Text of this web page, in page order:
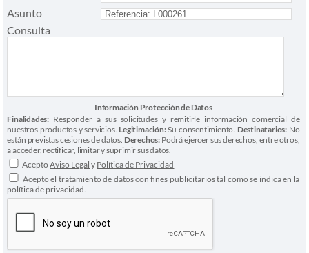
Asunto
Consulta
Información Protección de Datos
Finalidades: Responder a sus solicitudes y remitirle información comercial de
nuestros productos y servicios. Legitimación:Su consentimiento. Destinatarios:No
están previstas cesiones de datos. Derechos: Podrá ejercer sus derechos, entre otros,
a acceder, rectificar, limitar y suprimir sus datos.
AceptoAviso Legal y Política de Privacidad
Acepto el tratamiento de datos con fines publicitarios tal como se indica en la
política de privacidad.